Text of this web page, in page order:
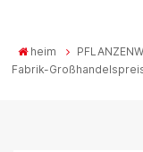
heim
Fabrik-